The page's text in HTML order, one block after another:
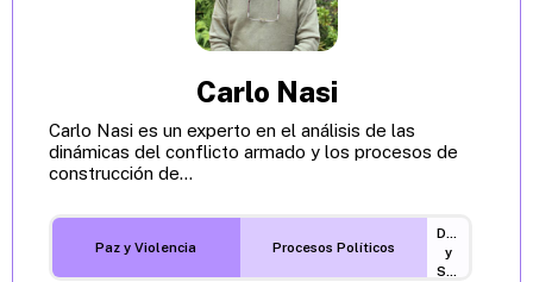
Carlo Nasi
Carlo Nasi es un experto en el análisis de las
dinámicas del conflicto armado y los procesos de
construcción de...
Paz y Violencia Procesos Políticos
Desarrollo
y
Sostenibilidad